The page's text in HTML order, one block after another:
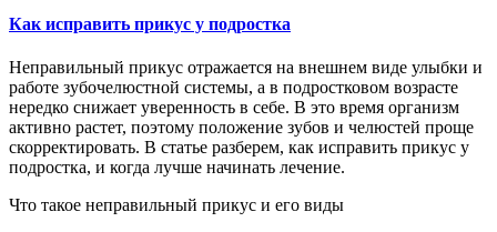
Как исправить прикус у подростка
Неправильный прикус отражается на внешнем виде улыбки и
работе зубочелюстной системы, а в подростковом возрасте
нередко снижает уверенность в себе. В это время организм
активно растет, поэтому положение зубов и челюстей проще
скорректировать. В статье разберем, как исправить прикус у
подростка, и когда лучше начинать лечение.
Что такое неправильный прикус и его виды